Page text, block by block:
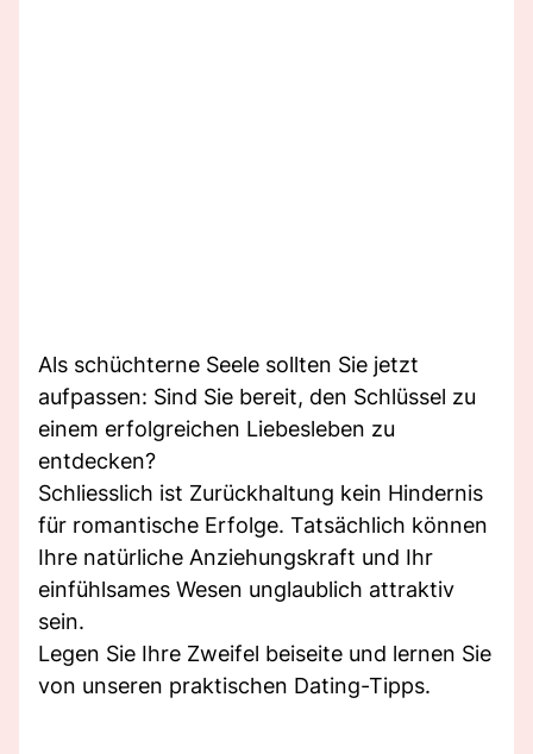
Als schüchterne Seele sollten Sie jetzt
aufpassen: Sind Sie bereit, den Schlüssel zu
einem erfolgreichen Liebesleben zu
entdecken?
Schliesslich ist Zurückhaltung kein Hindernis
für romantische Erfolge. Tatsächlich können
Ihre natürliche Anziehungskraft und Ihr
einfühlsames Wesen unglaublich attraktiv
sein.
Legen Sie Ihre Zweifel beiseite und lernen Sie
von unseren praktischen Dating-Tipps.